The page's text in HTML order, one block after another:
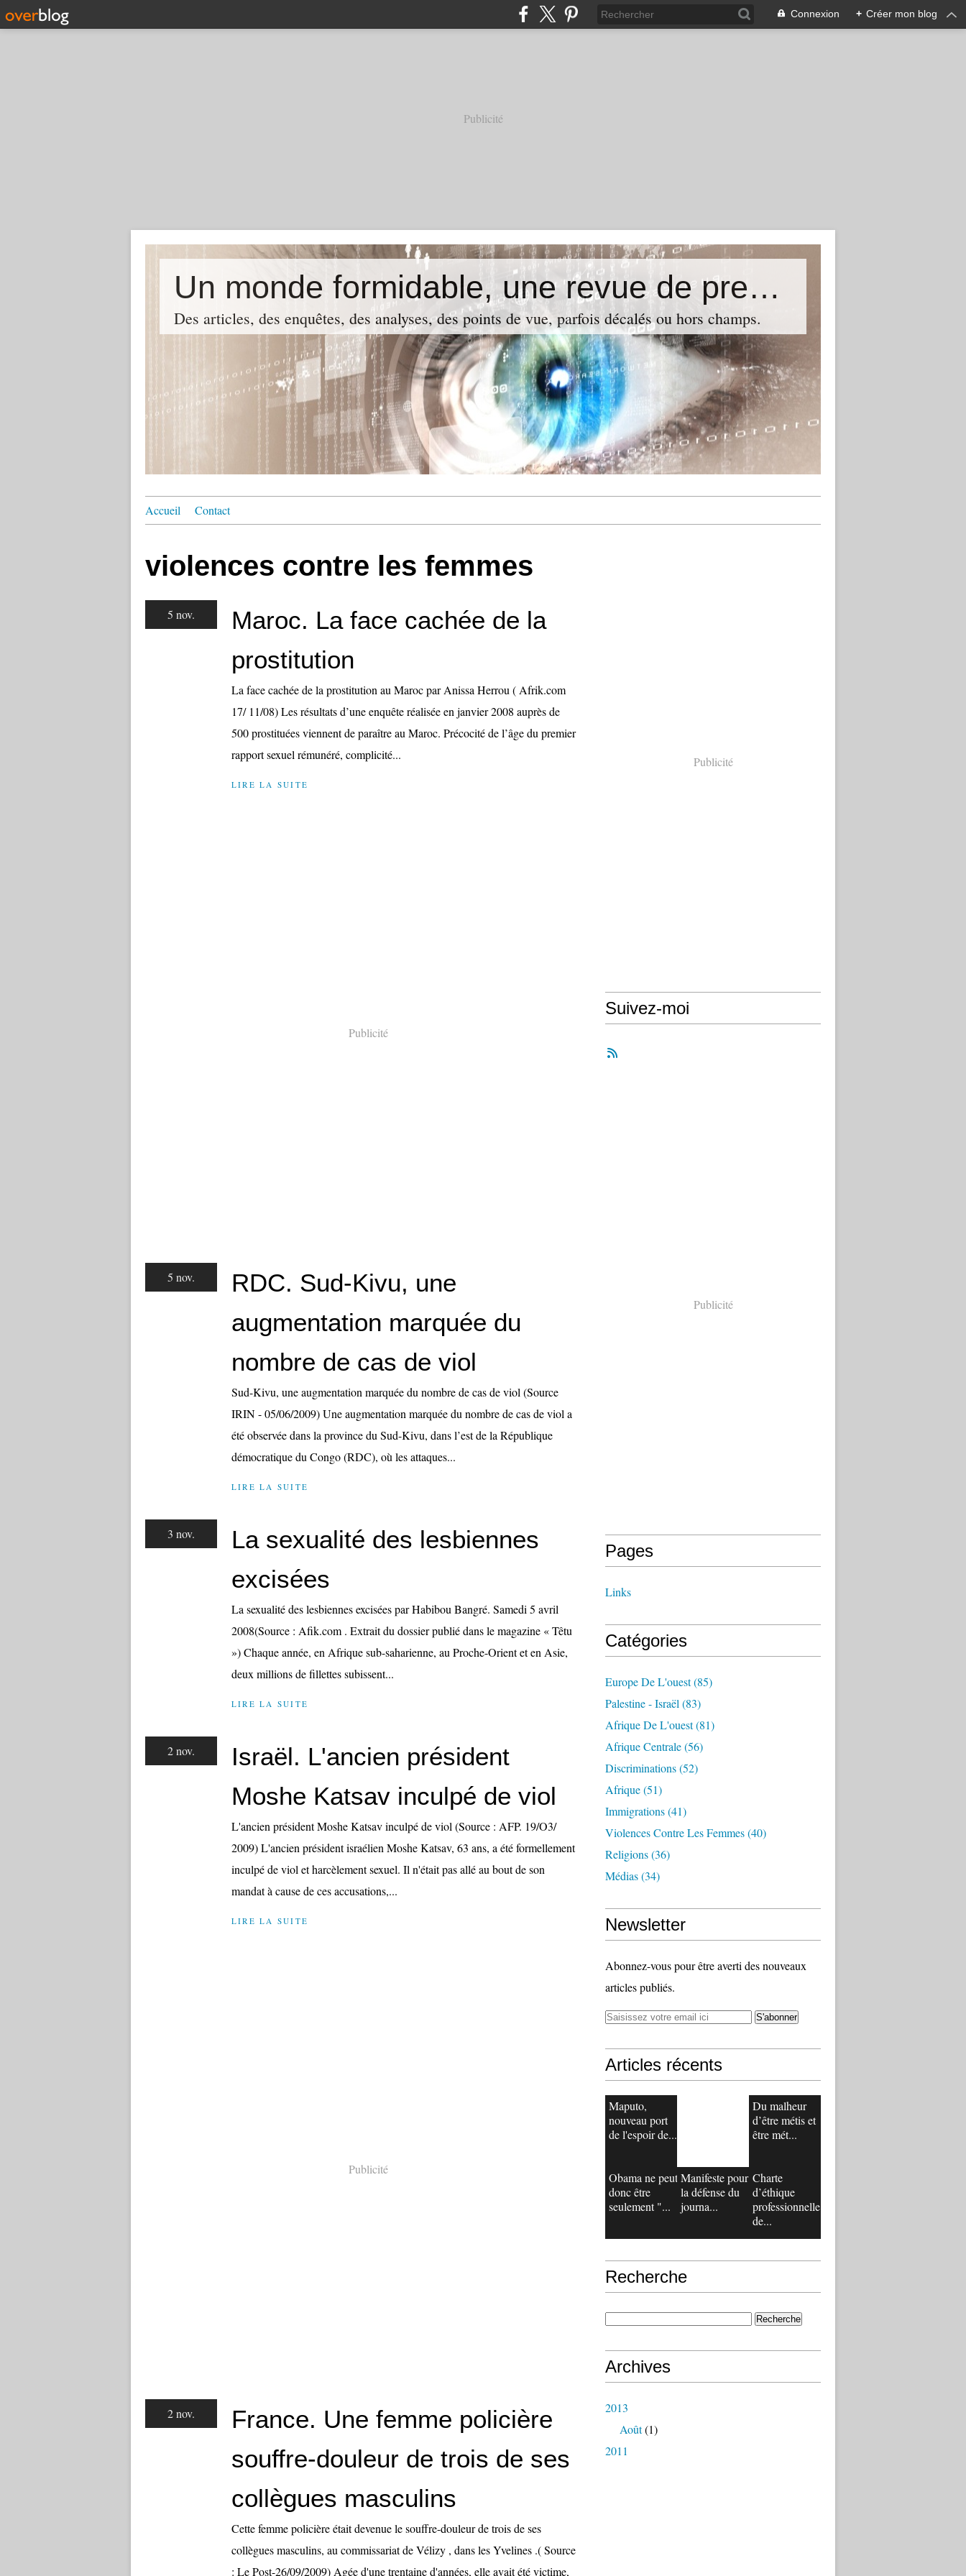
Connexion + Créer mon blog
Publicité
Un monde formidable, une revue de presse
Des articles, des enquêtes, des analyses, des points de vue, parfois décalés ou hors champs.
Accueil Contact
violences contre les femmes
5 nov.
Maroc. La face cachée de la
prostitution
La face cachée de la prostitution au Maroc par Anissa Herrou ( Afrik.com
17/ 11/08) Les résultats d’une enquête réalisée en janvier 2008 auprès de
500 prostituées viennent de paraître au Maroc. Précocité de l’âge du premier
rapport sexuel rémunéré, complicité...
LIRE LA SUITE
Publicité
5 nov.
RDC. Sud-Kivu, une
augmentation marquée du
nombre de cas de viol
Sud-Kivu, une augmentation marquée du nombre de cas de viol (Source
IRIN - 05/06/2009) Une augmentation marquée du nombre de cas de viol a
été observée dans la province du Sud-Kivu, dans l’est de la République
démocratique du Congo (RDC), où les attaques...
LIRE LA SUITE
3 nov.
La sexualité des lesbiennes
excisées
La sexualité des lesbiennes excisées par Habibou Bangré. Samedi 5 avril
2008(Source : Afik.com . Extrait du dossier publié dans le magazine « Têtu
») Chaque année, en Afrique sub-saharienne, au Proche-Orient et en Asie,
deux millions de fillettes subissent...
LIRE LA SUITE
2 nov.
Israël. L'ancien président
Moshe Katsav inculpé de viol
L'ancien président Moshe Katsav inculpé de viol (Source : AFP. 19/O3/
2009) L'ancien président israélien Moshe Katsav, 63 ans, a été formellement
inculpé de viol et harcèlement sexuel. Il n'était pas allé au bout de son
mandat à cause de ces accusations,...
LIRE LA SUITE
Publicité
2 nov.
France. Une femme policière
souffre-douleur de trois de ses
collègues masculins
Cette femme policière était devenue le souffre-douleur de trois de ses
collègues masculins, au commissariat de Vélizy , dans les Yvelines .( Source
: Le Post-26/09/2009) Agée d'une trentaine d'années, elle avait été victime,
Publicité
Suivez-moi
Publicité
Pages
Links
Catégories
Europe De L'ouest(85)
Palestine - Israël (83)
Afrique De L'ouest(81)
Afrique Centrale(56)
Discriminations(52)
Afrique(51)
Immigrations(41)
Violences Contre Les Femmes(40)
Religions(36)
Médias(34)
Newsletter
Abonnez-vous pour être averti des nouveaux
articles publiés.
Articles récents
Maputo,
nouveau port
de l'espoir de...
Du malheur
d’être métis et
être mét...
Obama ne peut
donc être
seulement "...
Manifeste pour
la défense du
journa...
Charte
d’éthique
professionnelle
de...
Recherche
Archives
2013
Août(1)
2011